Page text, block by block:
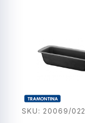
SKU: 20069/022